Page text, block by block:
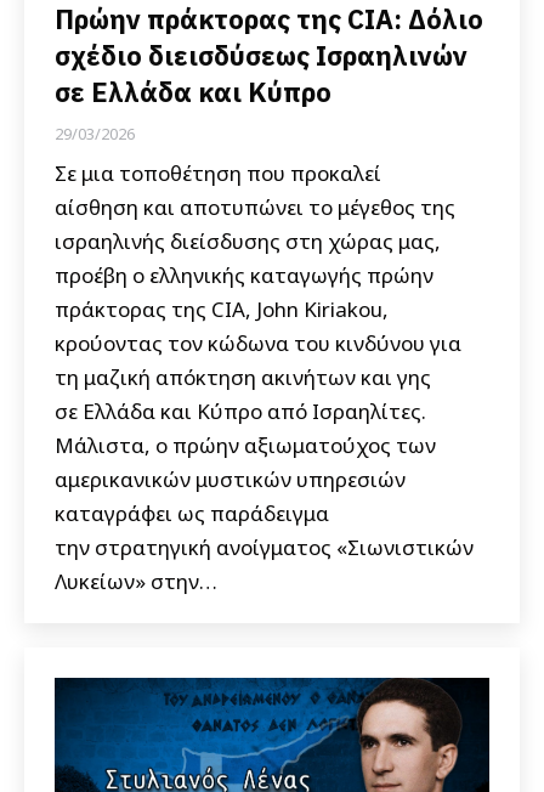
Πρώην πράκτορας της CIA: Δόλιο
σχέδιο διεισδύσεως Ισραηλινών
σε Ελλάδα και Κύπρο
29/03/2026
Σε μια τοποθέτηση που προκαλεί
αίσθηση και αποτυπώνει το μέγεθος της
ισραηλινής διείσδυσης στη χώρας μας,
προέβη ο ελληνικής καταγωγής πρώην
πράκτορας της CIA, John Kiriakou,
κρούοντας τον κώδωνα του κινδύνου για
τη μαζική απόκτηση ακινήτων και γης
σε Ελλάδα και Κύπρο από Ισραηλίτες.
Μάλιστα, ο πρώην αξιωματούχος των
αμερικανικών μυστικών υπηρεσιών
καταγράφει ως παράδειγμα
την στρατηγική ανοίγματος «Σιωνιστικών
Λυκείων» στην…